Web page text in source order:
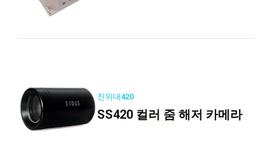
친위대420
SS420 컬러 줌 해저 카메라